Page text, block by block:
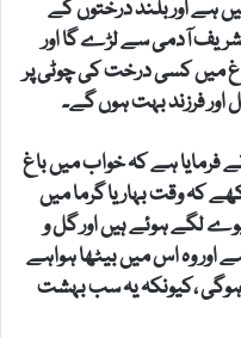
ہے اور بلند درختوں کے
آدمی سے لڑے گا اور
میں کسی درخت کی چوٹی پر
فرزند بہت ہوں گے۔
فرمایا ہے کہ خواب میں باغ
کہ وقت بہار یا گرما میں
لگے ہوئے ہیں اور گل و
اور وہ اس میں بیٹھا ہواہے
،کیونکہ یہ سب بہشت